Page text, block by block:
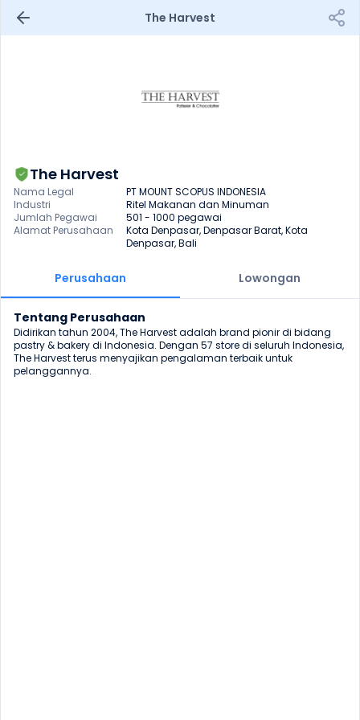
The Harvest
The Harvest
Nama Legal
PT MOUNT SCOPUS INDONESIA
Industri
Ritel Makanan dan Minuman
Jumlah Pegawai
501 - 1000 pegawai
Alamat Perusahaan
Kota Denpasar, Denpasar Barat, Kota
Denpasar, Bali
Perusahaan Lowongan
Tentang Perusahaan
Didirikan tahun 2004, The Harvest adalah brand pionir di bidang
pastry & bakery di Indonesia. Dengan 57 store di seluruh Indonesia,
The Harvest terus menyajikan pengalaman terbaik untuk
pelanggannya.